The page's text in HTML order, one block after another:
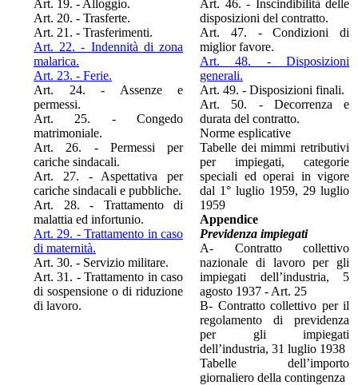
Art. 19. - Alloggio.
Art. 20. - Trasferte.
Art. 21. - Trasferimenti.
Art. 22. - Indennità di zona
malarica.
Art. 23. - Ferie.
Art. 24. - Assenze e
permessi.
Art. 25. - Congedo
matrimoniale.
Art. 26. - Permessi per
cariche sindacali.
Art. 27. - Aspettativa per
cariche sindacali e pubbliche.
Art. 28. - Trattamento di
malattia ed infortunio.
Art. 29. - Trattamento in caso
di maternità.
Art. 30. - Servizio militare.
Art. 31. - Trattamento in caso
di sospensione o di riduzione
di lavoro.
Art. 46. - Inscindibilità delle
disposizioni del contratto.
Art. 47. - Condizioni di
miglior favore.
Art. 48. - Disposizioni
generali.
Art. 49. - Disposizioni finali.
Art. 50. - Decorrenza e
durata del contratto.
Norme esplicative
Tabelle dei mimmi retributivi
per impiegati, categorie
speciali ed operai in vigore
dal 1° luglio 1959, 29 luglio
1959
Appendice
Previdenza impiegati
A- Contratto collettivo
nazionale di lavoro per gli
impiegati dell’industria, 5
agosto 1937 - Art. 25
B- Contratto collettivo per il
regolamento di previdenza
per gli impiegati
dell’industria, 31 luglio 1938
Tabelle dell’importo
giornaliero della contingenza